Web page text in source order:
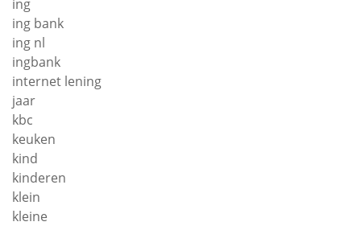
ing
ing bank
ing nl
ingbank
internet lening
jaar
kbc
keuken
kind
kinderen
klein
kleine